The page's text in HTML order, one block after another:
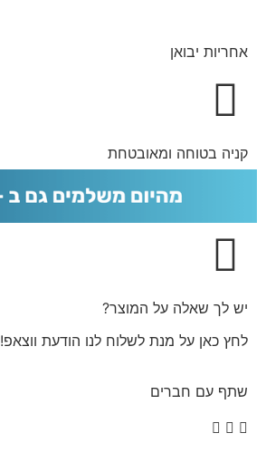
אחריות יבואן
קניה בטוחה ומאובטחת
יש לך שאלה על המוצר?
לחץ כאן על מנת לשלוח לנו הודעת ווצאפ!
שתף עם חברים